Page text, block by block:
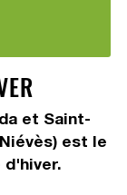
et Saint-
est le